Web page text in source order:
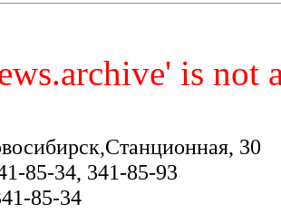
is not
30
85-34, 341-85-93
85-34